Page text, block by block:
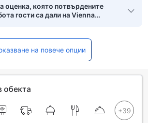
оценка, която потвърдените
гости са дали на Vienna
на повече опции
обекта